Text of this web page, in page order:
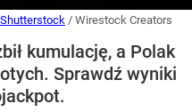
Shutterstock / Wirestock Creators
kumulację, a Polak
Sprawdź wyniki